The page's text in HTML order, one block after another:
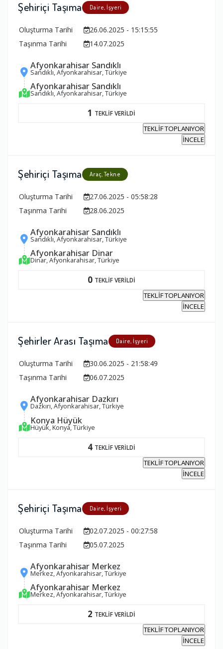
Şehiriçi Taşıma Daire, İşyeri
Oluşturma Tarihi
26.06.2025 - 15:15:55
Taşınma Tarihi
14.07.2025
Afyonkarahisar Sandıklı
Sandıklı, Afyonkarahisar, Türkiye
Afyonkarahisar Sandıklı
Sandıklı, Afyonkarahisar, Türkiye
1 TEKLİF VERİLDİ
TEKLİF TOPLANIYOR
İNCELE
Şehiriçi Taşıma Araç, Tekne
Oluşturma Tarihi
27.06.2025 - 05:58:28
Taşınma Tarihi
28.06.2025
Afyonkarahisar Sandıklı
Sandıklı, Afyonkarahisar, Türkiye
Afyonkarahisar Dinar
Dinar, Afyonkarahisar, Türkiye
0 TEKLİF VERİLDİ
TEKLİF TOPLANIYOR
İNCELE
Şehirler Arası Taşıma Daire, İşyeri
Oluşturma Tarihi
30.06.2025 - 21:58:49
Taşınma Tarihi
06.07.2025
Afyonkarahisar Dazkırı
Dazkırı, Afyonkarahisar, Türkiye
Konya Hüyük
Hüyük, Konya, Türkiye
4 TEKLİF VERİLDİ
TEKLİF TOPLANIYOR
İNCELE
Şehiriçi Taşıma Daire, İşyeri
Oluşturma Tarihi
02.07.2025 - 00:27:58
Taşınma Tarihi
05.07.2025
Afyonkarahisar Merkez
Merkez, Afyonkarahisar, Türkiye
Afyonkarahisar Merkez
Merkez, Afyonkarahisar, Türkiye
2 TEKLİF VERİLDİ
TEKLİF TOPLANIYOR
İNCELE